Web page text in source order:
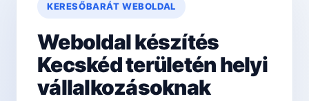
KERESŐBARÁT WEBOLDAL
Weboldal készítés
Kecskéd területén helyi
vállalkozásoknak